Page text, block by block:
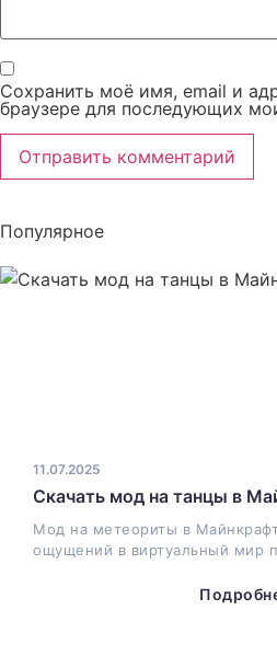
Сохранить моё имя, email и
браузере для последующих
Популярное
Скачать мод на танцы в
Мод на метеориты в
ощущений в виртуальный мир
11.07.2025